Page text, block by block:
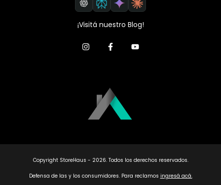
¡Visitá nuestro Blog!
Copyright StoreHaus - 2026. Todos los derechos reservados.
Defensa de las y los consumidores. Para reclamos ingresá acá.